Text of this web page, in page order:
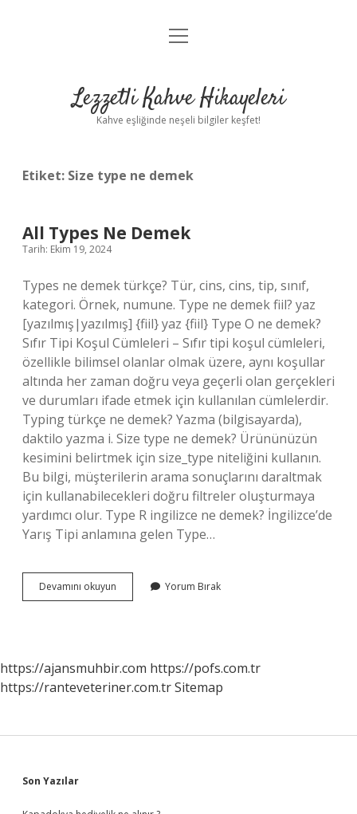
Anasayfa
Yasal Uyarı
menüyü
Lezzetli Kahve Hikayeleri
Kahve eşliğinde neşeli bilgiler keşfet!
Etiket: Size type ne demek
All Types Ne Demek
Tarih: Ekim 19, 2024
Types ne demek türkçe? Tür, cins, cins, tip, sınıf,
kategori. Örnek, numune. Type ne demek fiil? yaz
[yazılmış|yazılmış] {fiil} yaz {fiil} Type O ne demek?
Sıfır Tipi Koşul Cümleleri – Sıfır tipi koşul cümleleri,
özellikle bilimsel olanlar olmak üzere, aynı koşullar
altında her zaman doğru veya geçerli olan gerçekleri
ve durumları ifade etmek için kullanılan cümlelerdir.
Typing türkçe ne demek? Yazma (bilgisayarda),
daktilo yazma i. Size type ne demek? Ürününüzün
kesimini belirtmek için size_type niteliğini kullanın.
Bu bilgi, müşterilerin arama sonuçlarını daraltmak
için kullanabilecekleri doğru filtreler oluşturmaya
yardımcı olur. Type R ingilizce ne demek? İngilizce’de
Yarış Tipi anlamına gelen Type…
Devamını okuyun
Types
Yorum Bırak
https://ajansmuhbir.com https://pofs.com.tr
https://ranteveteriner.com.trSitemap
Sidebar
Son Yazılar